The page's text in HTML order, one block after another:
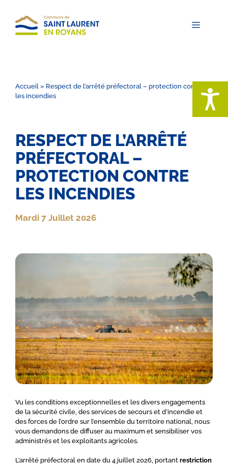
contenu
Menu
Accueil » Respect de l’arrêté préfectoral – protection contre
les incendies
RESPECT DE L’ARRÊTÉ
PRÉFECTORAL –
PROTECTION CONTRE
LES INCENDIES
Mardi 7 Juillet 2026
Vu les conditions exceptionnelles et les divers engagements
de la sécurité civile, des services de secours et d’incendie et
des forces de l’ordre sur l’ensemble du territoire national, nous
vous demandons de diffuser au maximum et sensibiliser vos
administrés et les exploitants agricoles.
L’arrêté préfectoral en date du 4 juillet 2026, portant restriction